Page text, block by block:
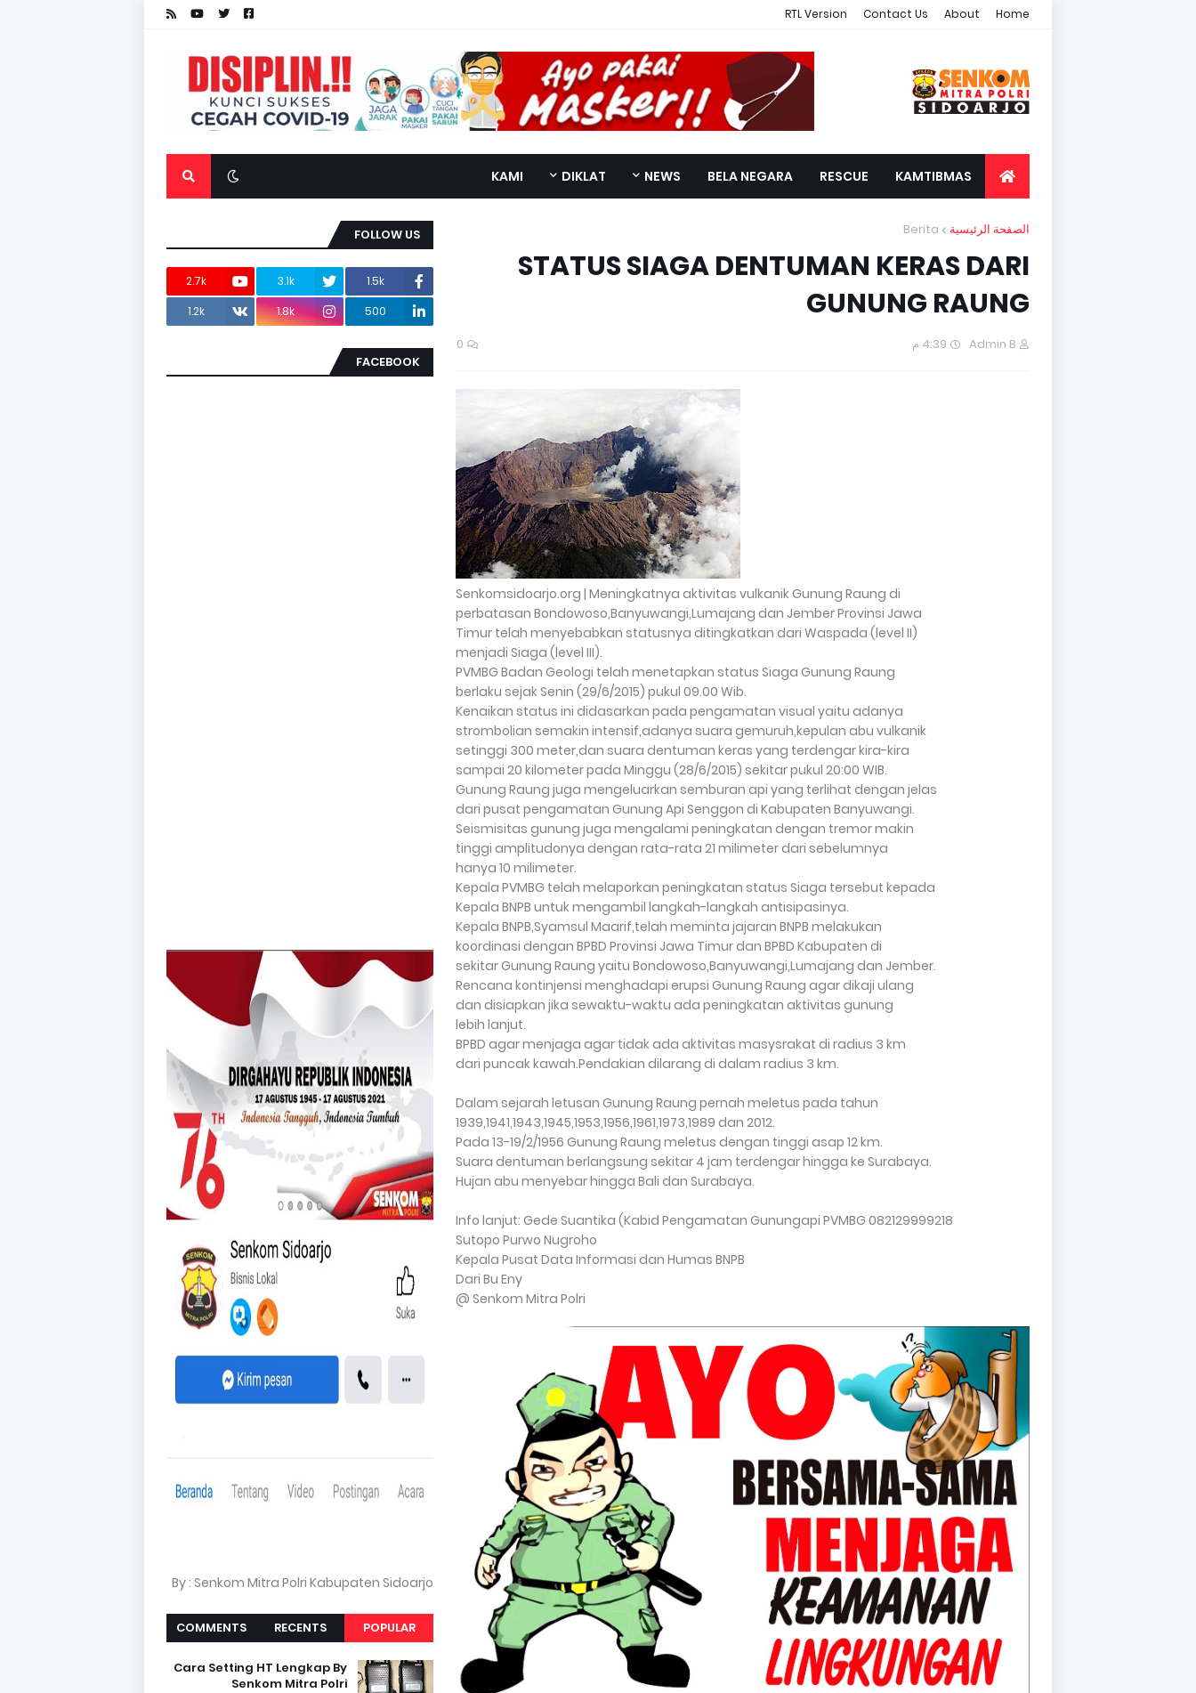
Home
About
Contact Us
RTL Version
KAMTIBMAS
RESCUE
BELA NEGARA
NEWS
DIKLAT
KAMI
الصفحة الرئيسية Berita
STATUS SIAGA DENTUMAN KERAS DARI
GUNUNG RAUNG
Admin B 4:39 م 0
Senkomsidoarjo.org | Meningkatnya aktivitas vulkanik Gunung Raung di
perbatasan Bondowoso,Banyuwangi,Lumajang dan Jember Provinsi Jawa
Timur telah menyebabkan statusnya ditingkatkan dari Waspada (level II)
menjadi Siaga (level III).
PVMBG Badan Geologi telah menetapkan status Siaga Gunung Raung
berlaku sejak Senin (29/6/2015) pukul 09.00 Wib.
Kenaikan status ini didasarkan pada pengamatan visual yaitu adanya
strombolian semakin intensif,adanya suara gemuruh,kepulan abu vulkanik
setinggi 300 meter,dan suara dentuman keras yang terdengar kira-kira
sampai 20 kilometer pada Minggu (28/6/2015) sekitar pukul 20:00 WIB.
Gunung Raung juga mengeluarkan semburan api yang terlihat dengan jelas
dari pusat pengamatan Gunung Api Senggon di Kabupaten Banyuwangi.
Seismisitas gunung juga mengalami peningkatan dengan tremor makin
tinggi amplitudonya dengan rata-rata 21 milimeter dari sebelumnya
hanya 10 milimeter.
Kepala PVMBG telah melaporkan peningkatan status Siaga tersebut kepada
Kepala BNPB untuk mengambil langkah-langkah antisipasinya.
Kepala BNPB,Syamsul Maarif,telah meminta jajaran BNPB melakukan
koordinasi dengan BPBD Provinsi Jawa Timur dan BPBD Kabupaten di
sekitar Gunung Raung yaitu Bondowoso,Banyuwangi,Lumajang dan Jember.
Rencana kontinjensi menghadapi erupsi Gunung Raung agar dikaji ulang
dan disiapkan jika sewaktu-waktu ada peningkatan aktivitas gunung
lebih lanjut.
BPBD agar menjaga agar tidak ada aktivitas masysrakat di radius 3 km
dari puncak kawah.Pendakian dilarang di dalam radius 3 km.
Dalam sejarah letusan Gunung Raung pernah meletus pada tahun
1939,1941,1943,1945,1953,1956,1961,1973,1989 dan 2012.
Pada 13-19/2/1956 Gunung Raung meletus dengan tinggi asap 12 km.
Suara dentuman berlangsung sekitar 4 jam terdengar hingga ke Surabaya.
Hujan abu menyebar hingga Bali dan Surabaya.
Info lanjut: Gede Suantika (Kabid Pengamatan Gunungapi PVMBG 082129999218
Sutopo Purwo Nugroho
Kepala Pusat Data Informasi dan Humas BNPB
Dari Bu Eny
@ Senkom Mitra Polri
FOLLOW US
1.5k
3.1k
2.7k
500
1.8k
1.2k
FACEBOOK
By : Senkom Mitra Polri Kabupaten Sidoarjo
POPULAR
RECENTS
COMMENTS
Cara Setting HT Lengkap By
Senkom Mitra Polri